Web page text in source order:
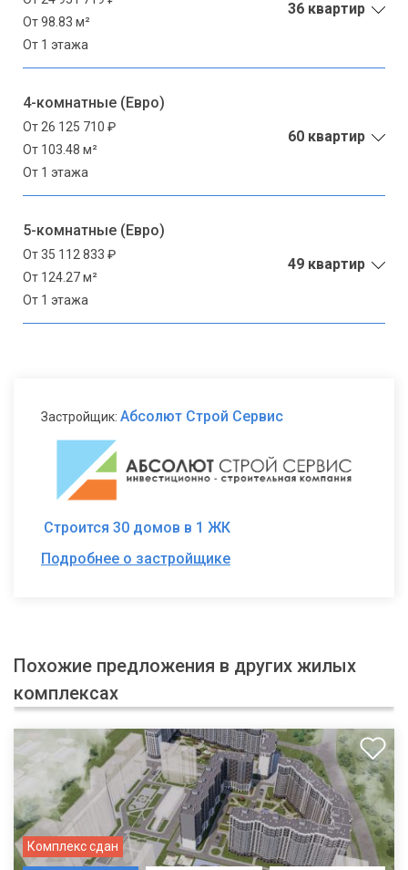
От 98.83 м²
От 1 этажа
36 квартир
4-комнатные (Евро)
От 26 125 710 ₽
От 103.48 м²
От 1 этажа
60 квартир
5-комнатные (Евро)
От 35 112 833 ₽
От 124.27 м²
От 1 этажа
49 квартир
Застройщик: Абсолют Строй Сервис
Строится 30 домов в 1 ЖК
Подробнее о застройщике
Похожие предложения в других жилых
комплексах
Комплекс сдан